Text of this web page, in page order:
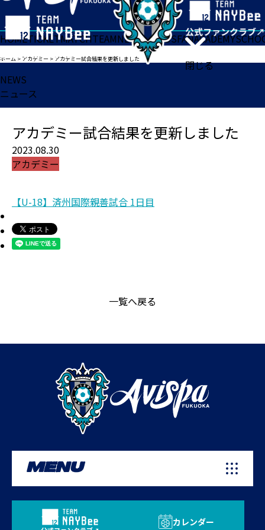
閉じる
HOMETICKETMATCHTEAMNEWSGOODSFANACADEMY
ホーム > アカデミー > アカデミー試合結果を更新しました
NEWS
ニュース
アカデミー試合結果を更新しました
2023.08.30
アカデミー
【U-18】済州国際親善試合 1日目
一覧へ戻る
MENU
カレンダー